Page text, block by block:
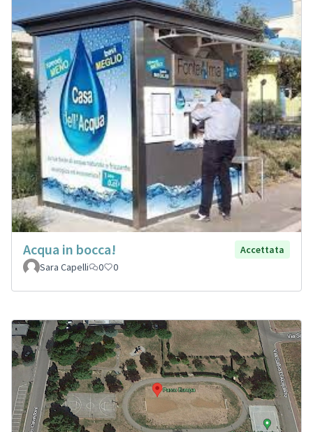
Acqua in bocca!
Accettata
Sara Capelli
0 0